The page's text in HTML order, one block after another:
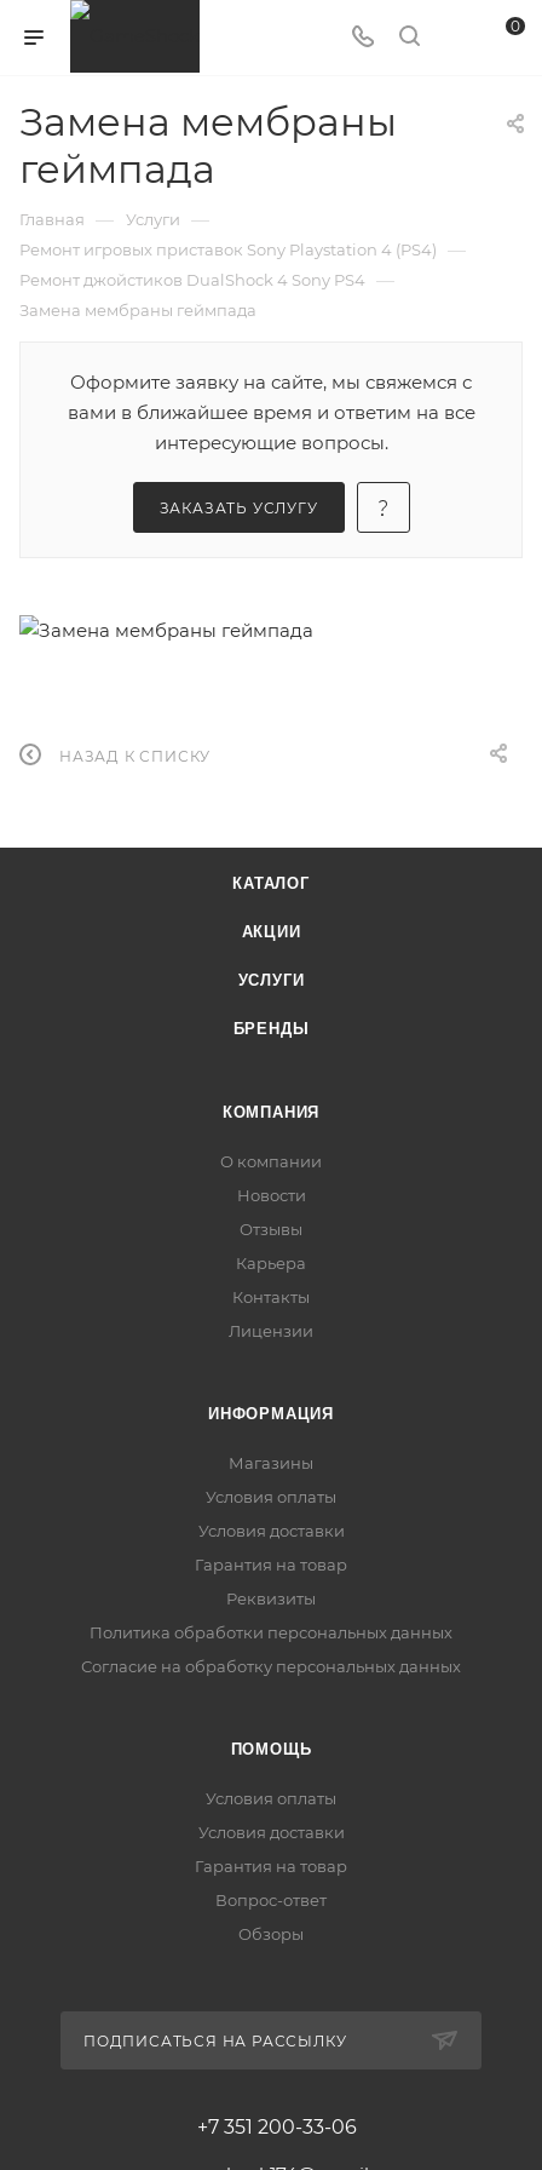
0
Замена мембраны
геймпада
Главная — Услуги —
Ремонт игровых приставок Sony Playstation 4 (PS4) —
Ремонт джойстиков DualShock 4 Sony PS4 —
Замена мембраны геймпада
Оформите заявку на сайте, мы свяжемся с
вами в ближайшее время и ответим на все
интересующие вопросы.
ЗАКАЗАТЬ УСЛУГУ
НАЗАД К СПИСКУ
КАТАЛОГ
АКЦИИ
УСЛУГИ
БРЕНДЫ
КОМПАНИЯ
О компании
Новости
Отзывы
Карьера
Контакты
Лицензии
ИНФОРМАЦИЯ
Магазины
Условия оплаты
Условия доставки
Гарантия на товар
Реквизиты
Политика обработки персональных данных
Согласие на обработку персональных данных
ПОМОЩЬ
Условия оплаты
Условия доставки
Гарантия на товар
Вопрос-ответ
Обзоры
ПОДПИСАТЬСЯ НА РАССЫЛКУ
+7 351 200-33-06